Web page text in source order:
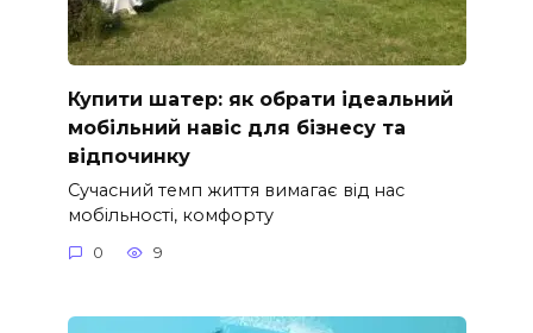
Купити шатер: як обрати ідеальний
мобільний навіс для бізнесу та
відпочинку
Сучасний темп життя вимагає від нас
мобільності, комфорту
0 9